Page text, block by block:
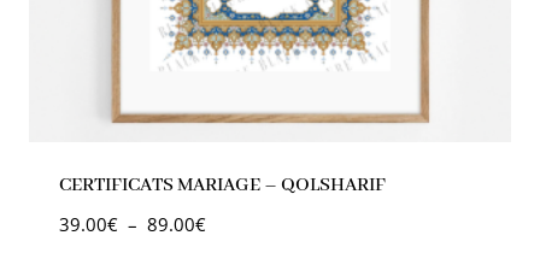
CERTIFICATS MARIAGE – QOLSHARIF
39.00€ – 89.00€